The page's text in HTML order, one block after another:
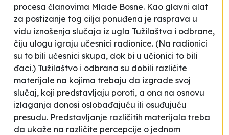
procesa članovima Mlade Bosne. Kao glavni alat
za postizanje tog cilja ponuđena je rasprava u
vidu iznošenja slučaja iz ugla Tužilaštva i odbrane,
čiju ulogu igraju učesnici radionice. (Na radionici
su to bili učesnici skupa, dok bi u učionici to bili
đaci.) Tužilaštvo i odbrana su dobili različite
materijale na kojima trebaju da izgrade svoj
slučaj, koji predstavljaju poroti, a ona na osnovu
izlaganja donosi oslobađajuću ili osuđujuću
presudu. Predstavljanje različitih materijala treba
da ukaže na različite percepcije o jednom